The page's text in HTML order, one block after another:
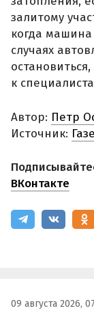
залитому
когда машина
случаях
к
Автор: Петр
Источник:
ВКонтакте
09 августа 2026,